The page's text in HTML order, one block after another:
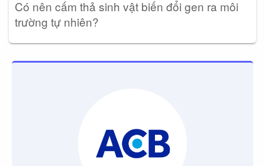
Có nên cấm thả sinh vật biến đổi gen ra môi
trường tự nhiên?